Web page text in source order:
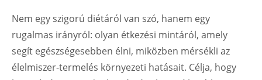
Nem egy szigorú diétáról van szó, hanem egy
rugalmas irányról: olyan étkezési mintáról, amely
segít egészségesebben élni, miközben mérsékli az
élelmiszer-termelés környezeti hatásait. Célja, hogy